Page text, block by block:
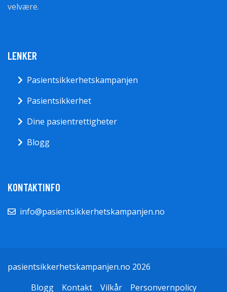
velvære.
LENKER
Pasientsikkerhetskampanjen
Pasientsikkerhet
Dine pasientrettigheter
Blogg
KONTAKTINFO
info@pasientsikkerhetskampanjen.no
pasientsikkerhetskampanjen.no 2026
Blogg
Kontakt Vilkår Personvernpolicy